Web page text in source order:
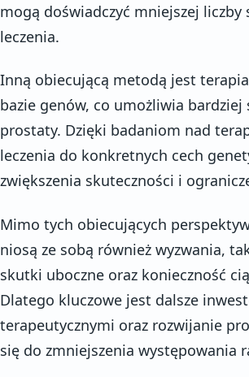
mogą doświadczyć mniejszej
leczenia.
Inną obiecującą metodą jest
bazie genów, co umożliwia
prostaty. Dzięki badaniom nad
leczenia do konkretnych cech
zwiększenia skuteczności i
Mimo tych obiecujących
niosą ze sobą również wyzwania,
skutki uboczne oraz konieczność
Dlatego kluczowe jest dalsze
terapeutycznymi oraz rozwijanie
się do zmniejszenia występowania